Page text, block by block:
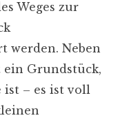
Weges zur
werden. Neben
ein Grundstück,
ist – es ist voll